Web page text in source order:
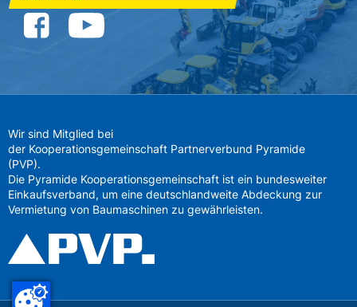
Wir sind Mitglied bei
der Kooperationsgemeinschaft Partnerverbund Pyramide
(PVP).
Die Pyramide Kooperationsgemeinschaft ist ein bundesweiter
Einkaufsverband, um eine deutschlandweite Abdeckung zur
Vermietung von Baumaschinen zu gewährleisten.